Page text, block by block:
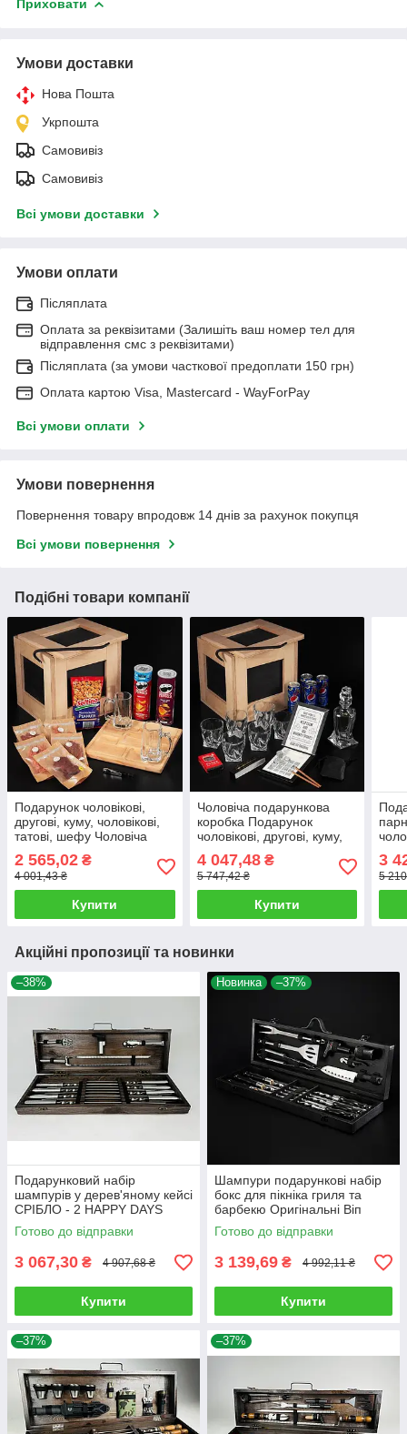
Приховати
Умови доставки
Нова Пошта
Укрпошта
Самовивіз
Самовивіз
Всі умови доставки
Умови оплати
Післяплата
Оплата за реквізитами (Залишіть ваш номер тел для
відправлення смс з реквізитами)
Післяплата (за умови часткової предоплати 150 грн)
Оплата картою Visa, Mastercard - WayForPay
Всі умови оплати
Умови повернення
Повернення товару впродовж 14 днів за рахунок покупця
Всі умови повернення
Подібні товари компанії
Подарунок чоловікові,
другові, куму, чоловікові,
татові, шефу Чоловіча
подарункова коробка
Подарунковий набір у
ящику з ламом
2 565,02 ₴
4 001,43 ₴
Купити
Чоловіча подарункова
коробка Подарунок
чоловікові, другові, куму,
татові, шефу
Подарунковий набір у
ящику з ламом "Віскі"
4 047,48₴
5 747,42 ₴
Купити
3
5
Акційні пропозиції та новинки
–38%
Подарунковий набір
шампурів у дерев'яному кейсі
СРІБЛО - 2 HAPPY DAYS
Готово до відправки
3 067,30 ₴ 4 907,68 ₴
Купити
Новинка –37%
Шампури подарункові набір
бокс для пікніка гриля та
барбекю Оригінальні Віп
подарунки на день
народження татові, хлопцю,
Готово до відправки
3 139,69 ₴ 4 992,11 ₴
Купити
–37% –37%